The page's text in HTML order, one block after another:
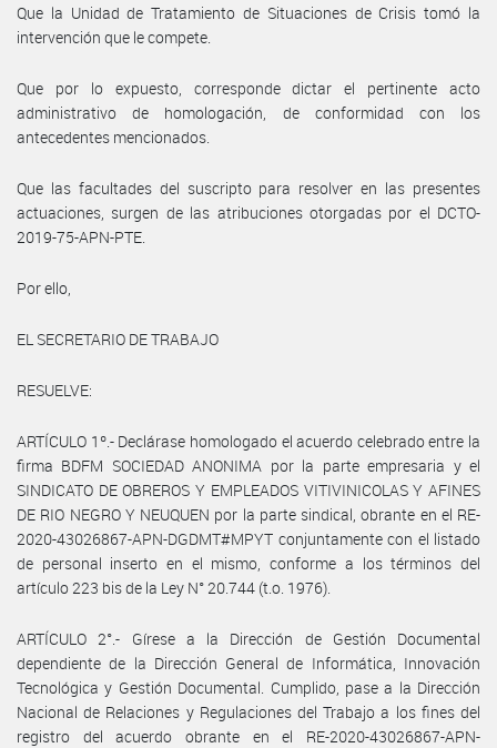
Que la Unidad de Tratamiento de Situaciones de Crisis tomó la
intervención que le compete.
Que por lo expuesto, corresponde dictar el pertinente acto
administrativo de homologación, de conformidad con los
antecedentes mencionados.
Que las facultades del suscripto para resolver en las presentes
actuaciones, surgen de las atribuciones otorgadas por el DCTO-
2019-75-APN-PTE.
Por ello,
EL SECRETARIO DE TRABAJO
RESUELVE:
ARTÍCULO 1º.- Declárase homologado el acuerdo celebrado entre la
firma BDFM SOCIEDAD ANONIMA por la parte empresaria y el
SINDICATO DE OBREROS Y EMPLEADOS VITIVINICOLAS Y AFINES
DE RIO NEGRO Y NEUQUEN por la parte sindical, obrante en el RE-
2020-43026867-APN-DGDMT#MPYT conjuntamente con el listado
de personal inserto en el mismo, conforme a los términos del
artículo 223 bis de la Ley N° 20.744 (t.o. 1976).
ARTÍCULO 2°.- Gírese a la Dirección de Gestión Documental
dependiente de la Dirección General de Informática, Innovación
Tecnológica y Gestión Documental. Cumplido, pase a la Dirección
Nacional de Relaciones y Regulaciones del Trabajo a los fines del
registro del acuerdo obrante en el RE-2020-43026867-APN-